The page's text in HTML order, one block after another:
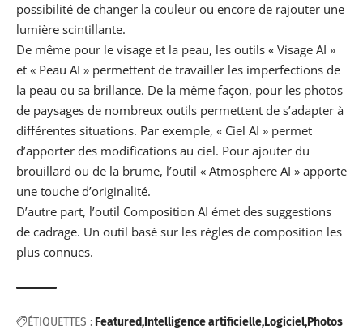
possibilité de changer la couleur ou encore de rajouter une
lumière scintillante.
De même pour le visage et la peau, les outils « Visage AI »
et « Peau AI » permettent de travailler les imperfections de
la peau ou sa brillance. De la même façon, pour les photos
de paysages de nombreux outils permettent de s’adapter à
différentes situations. Par exemple, « Ciel AI » permet
d’apporter des modifications au ciel. Pour ajouter du
brouillard ou de la brume, l’outil « Atmosphere AI » apporte
une touche d’originalité.
D’autre part, l’outil Composition AI émet des suggestions
de cadrage. Un outil basé sur les règles de composition les
plus connues.
ÉTIQUETTES : Featured Intelligence artificielle Logiciel Photos